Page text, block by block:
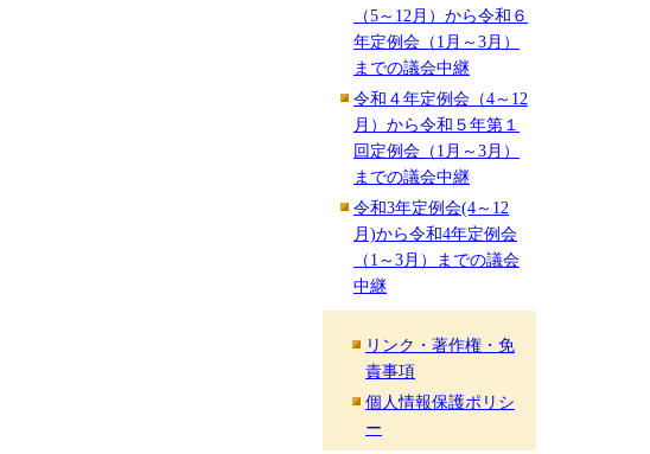
（5～12月）から令和６
年定例会（1月～3月）
までの議会中継
令和４年定例会（4～12
月）から令和５年第１
回定例会（1月～3月）
までの議会中継
令和3年定例会(4～12
月)から令和4年定例会
（1～3月）までの議会
中継
リンク・著作権・免
責事項
個人情報保護ポリシ
ー